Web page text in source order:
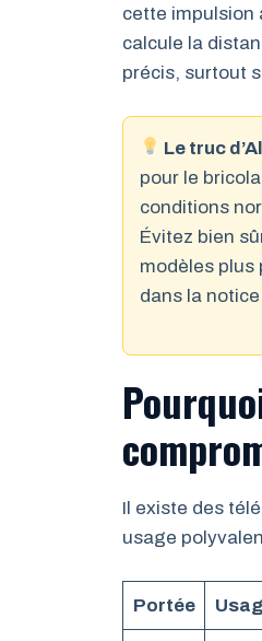
cette impulsion
calcule la
précis, surtout
Le truc
pour le
conditions
Évitez bien
modèles plus
dans la
Il existe des
usage
Portée